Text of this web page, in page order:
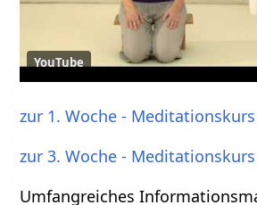
YouTube
zur 1. Woche -
zur 3. Woche -
Umfangreiches